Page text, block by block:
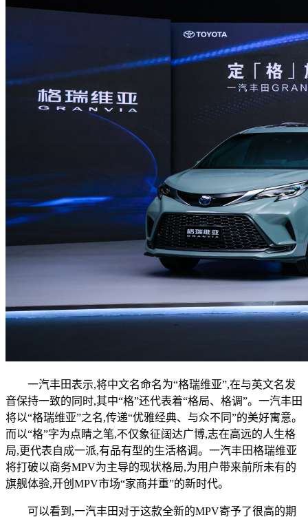
一汽丰田表示,将中文名命名为“格瑞维亚”,在与英文名发
音保持一致的同时,其中“格”还代表着“格局、格调”。一汽丰田
将以“格瑞维亚”之名,传递“优雅经典、与众不同”的美好寓意。
而以“格”字为点睛之笔,不仅象征阔达广博,志在高远的人生格
局,更代表自成一派,有品有型的生活格调。一汽丰田格瑞维亚
将打破以商务MPV为主导的现状格局,为用户带来前所未有的
旗舰体验,开创MPV市场“家商并重”的新时代。
可以看到,一汽丰田对于这款全新的MPV寄予了很高的期